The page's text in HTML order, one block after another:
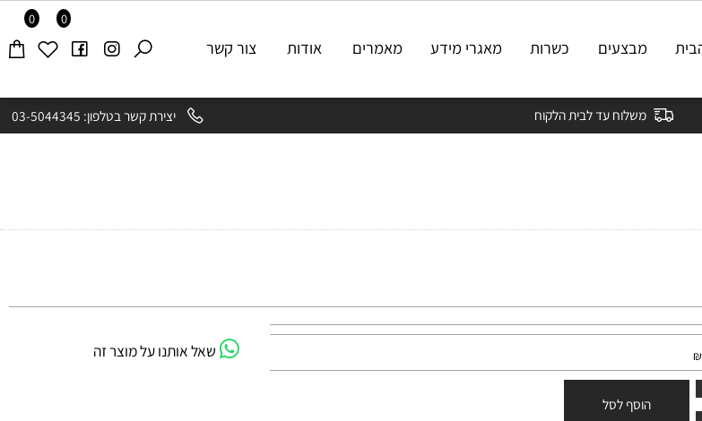
משלוח עד לבית הלקוח יצירת קשר בטלפון: 03-5044345
0 0
מבצעים כשרות מאגרי מידע מאמרים אודות צור קשר
שאל אותנו על מוצר זה